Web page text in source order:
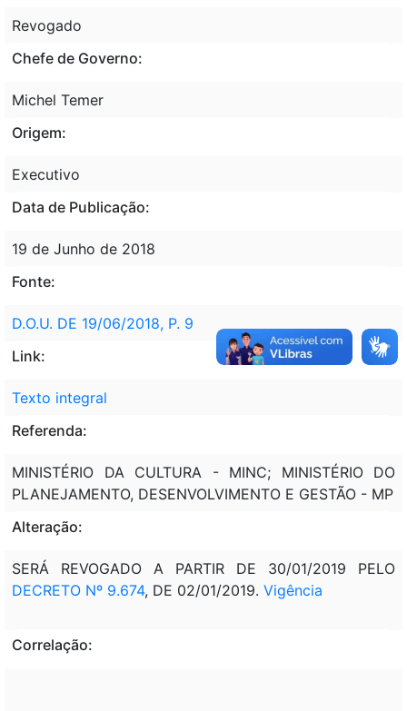
Revogado
Chefe de Governo:
Michel Temer
Origem:
Executivo
Data de Publicação:
19 de Junho de 2018
Fonte:
D.O.U. DE 19/06/2018, P. 9
Link:
Texto integral
Referenda:
MINISTÉRIO DA CULTURA - MINC; MINISTÉRIO DO
PLANEJAMENTO, DESENVOLVIMENTO E GESTÃO - MP
Alteração:
SERÁ REVOGADO A PARTIR DE 30/01/2019 PELO
DECRETO Nº 9.674, DE 02/01/2019. Vigência
Correlação: